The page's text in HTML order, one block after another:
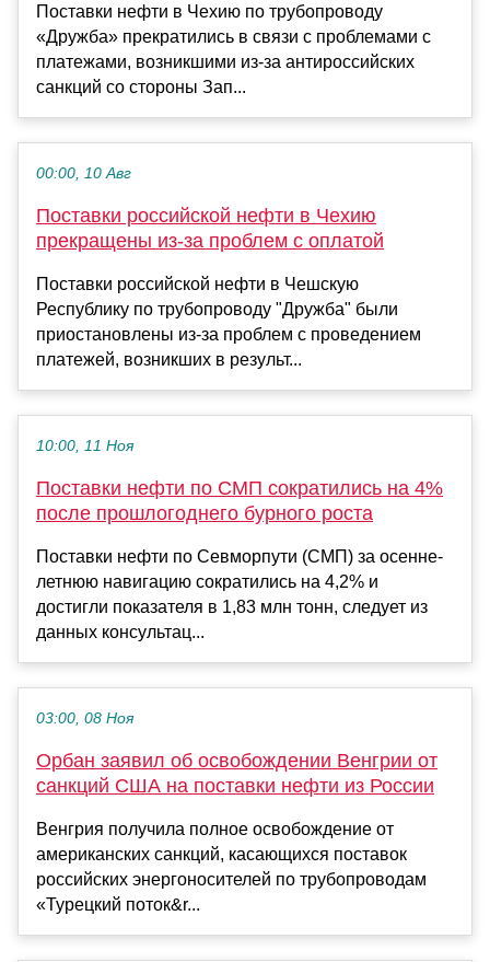
Поставки нефти в Чехию по трубопроводу
«Дружба» прекратились в связи с проблемами с
платежами, возникшими из-за антироссийских
санкций со стороны Зап...
00:00, 10 Авг
Поставки российской нефти в Чехию
прекращены из-за проблем с оплатой
Поставки российской нефти в Чешскую
Республику по трубопроводу "Дружба" были
приостановлены из-за проблем с проведением
платежей, возникших в результ...
10:00, 11 Ноя
Поставки нефти по СМП сократились на 4%
после прошлогоднего бурного роста
Поставки нефти по Севморпути (СМП) за осенне-
летнюю навигацию сократились на 4,2% и
достигли показателя в 1,83 млн тонн, следует из
данных консультац...
03:00, 08 Ноя
Орбан заявил об освобождении Венгрии от
санкций США на поставки нефти из России
Венгрия получила полное освобождение от
американских санкций, касающихся поставок
российских энергоносителей по трубопроводам
«Турецкий поток&r...